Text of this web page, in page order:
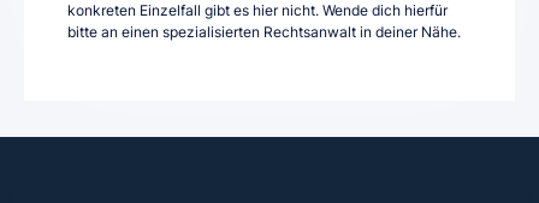
konkreten Einzelfall gibt es hier nicht. Wende dich hierfür
bitte an einen spezialisierten Rechtsanwalt in deiner Nähe.